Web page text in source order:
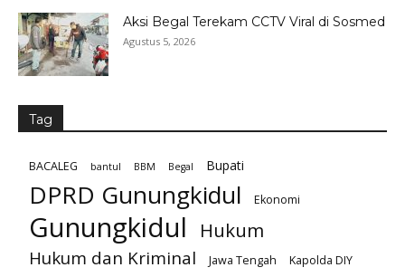
Aksi Begal Terekam CCTV Viral di Sosmed
Agustus 5, 2026
Tag
BACALEG bantul BBM Begal Bupati
DPRD Gunungkidul Ekonomi
Gunungkidul Hukum
Hukum dan Kriminal Jawa Tengah
Kapolda DIY